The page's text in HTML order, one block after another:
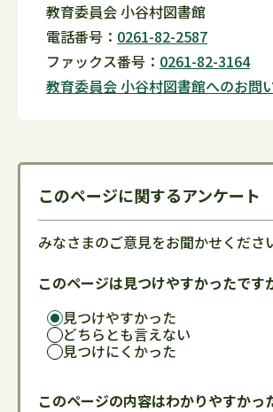
教育委員会 小谷村図書館
電話番号： 0261-82-2587
ファックス番号： 0261-82-3164
教育委員会 小谷村図書館へのお問
このページに関するアンケート
みなさまのご意見をお聞かせくださ
このページは見つけやすかったです
見つけやすかった
どちらとも言えない
見つけにくかった
このページの内容はわかりやすかっ